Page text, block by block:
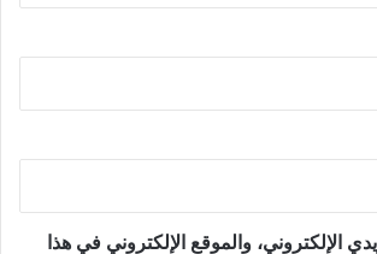
الإلكتروني، والموقع الإلكتروني في هذا